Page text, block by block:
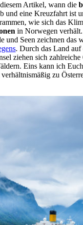
Artikel, wann die
und eine Kreuzfahrt ist
wie sich das
in Norwegen
und Seen zeichnen das
. Durch das Land auf
ziehen sich zahlreiche
Eins kann ich
zu